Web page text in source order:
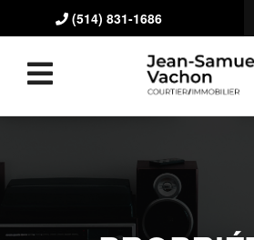
(514) 831-1686